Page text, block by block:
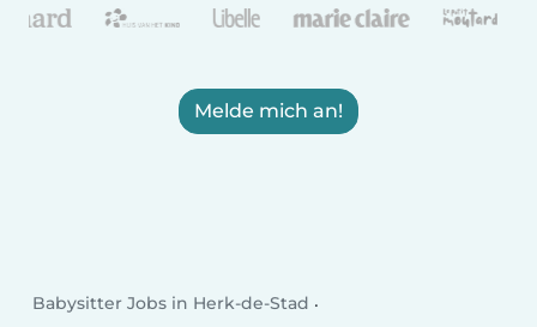
Melde mich an!
Babysitter Jobs in Herk-de-Stad